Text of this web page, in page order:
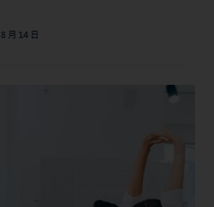
月 14 日